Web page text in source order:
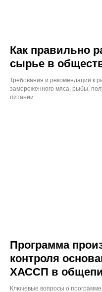
Как правильно
сырье в
Требования и рекомендации к
замороженного мяса, рыбы,
питании
Программа
контроля
ХАССП в
Ключевые вопросы о